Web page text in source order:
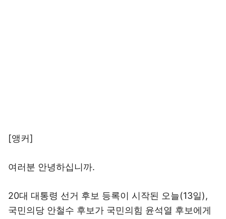
[앵커]
여러분 안녕하십니까.
20대 대통령 선거 후보 등록이 시작된 오늘(13일),
국민의당 안철수 후보가 국민의힘 윤석열 후보에게